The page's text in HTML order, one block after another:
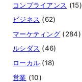
コンプライアンス (15)
ビジネス (62)
マーケティング (284)
ルシダス (46)
ローカル (18)
営業 (10)